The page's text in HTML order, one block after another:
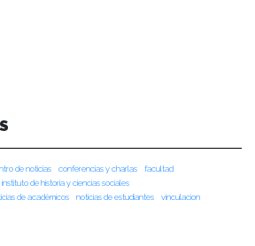
de noticias conferencias y charlas
facultad
instituto de historia y ciencias sociales
de académicos noticias de estudiantes
vinculacion